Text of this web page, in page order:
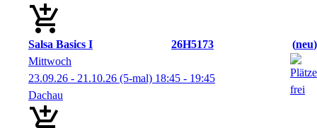
Salsa Basics I 26H5173
neu
Mittwoch
23.09.26 - 21.10.26 (5-mal) 18:45 - 19:45
Dachau